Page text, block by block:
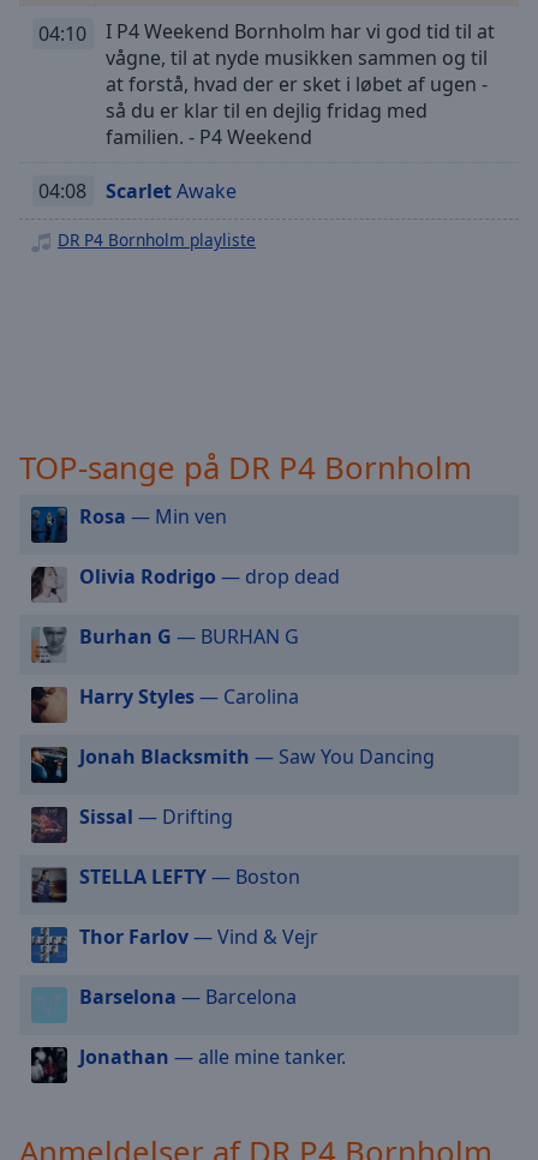
dialog
subtitles
selected
Picture-
in-
Picture
Beginning
dialog
window.
Escape
cancel
and
Text
Color
Opacity
Text
Color
Opacity
Caption
04:10
I P4 Weekend Bornholm har vi god tid til at
vågne, til at nyde musikken sammen og til
at forstå, hvad der er sket i løbet af ugen -
så du er klar til en dejlig fridag med
familien. - P4 Weekend
04:08 ScarletAwake
DR P4 Bornholm playliste
TOP-sange på DR P4 Bornholm
Rosa — Min ven
Olivia Rodrigo — drop dead
Burhan G — BURHAN G
Harry Styles— Carolina
Jonah Blacksmith — Saw You Dancing
Sissal — Drifting
STELLA LEFTY— Boston
Thor Farlov— Vind & Vejr
Barselona — Barcelona
Jonathan — alle mine tanker.
Anmeldelser af DR P4 Bornholm